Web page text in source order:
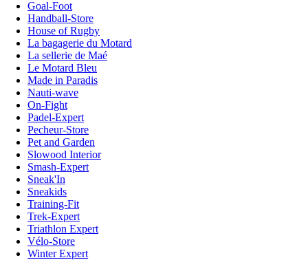
Goal-Foot
Handball-Store
House of Rugby
La bagagerie du Motard
La sellerie de Maé
Le Motard Bleu
Made in Paradis
Nauti-wave
On-Fight
Padel-Expert
Pecheur-Store
Pet and Garden
Slowood Interior
Smash-Expert
Sneak'In
Sneakids
Training-Fit
Trek-Expert
Triathlon Expert
Vélo-Store
Winter Expert